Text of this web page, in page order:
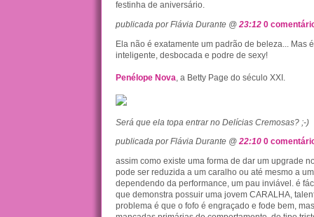
festinha de aniversário.
publicada por Flávia Durante @ 23:12 0
Ela não é exatamente um padrão de beleza... Mas
inteligente, desbocada e podre de sexy!
Penélope Nova , a Betty Page do século XXI.
Será que ela topa entrar no Delícias Cremosas? ;-)
publicada por Flávia Durante @ 22:10 0
assim como existe uma forma de dar um upgrade
pode ser reduzida a um caralho ou até mesmo a
dependendo da performance, um pau inviável. é
que demonstra possuir uma jovem CARALHA,
problema é que o fofo é engraçado e fode bem,